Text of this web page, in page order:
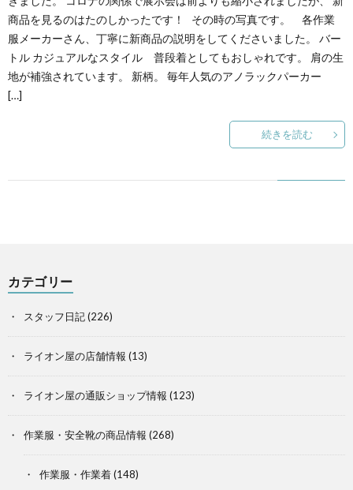
商品を見るのはたのしかったです！ その時の写真です。 各作業
服メーカーさん、丁寧に新商品の説明をしてくださいました。 バー
トル カジュアルなスタイル 普段着としてもおしゃれです。 肩の生
地が補強されています。 新柄。 毎年人気のアノラックパーカー
[…]
続きを読む
カテゴリー
スタッフ日記(226)
ライオン屋の店舗情報 (13)
ライオン屋の通販ショップ情報 (123)
作業服・安全靴の商品情報 (268)
作業服・作業着(148)